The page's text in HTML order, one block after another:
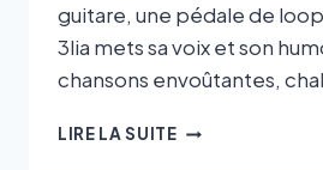
guitare, une pédale de
3lia mets sa voix et son
chansons envoûtantes,
LIRE LA SUITE